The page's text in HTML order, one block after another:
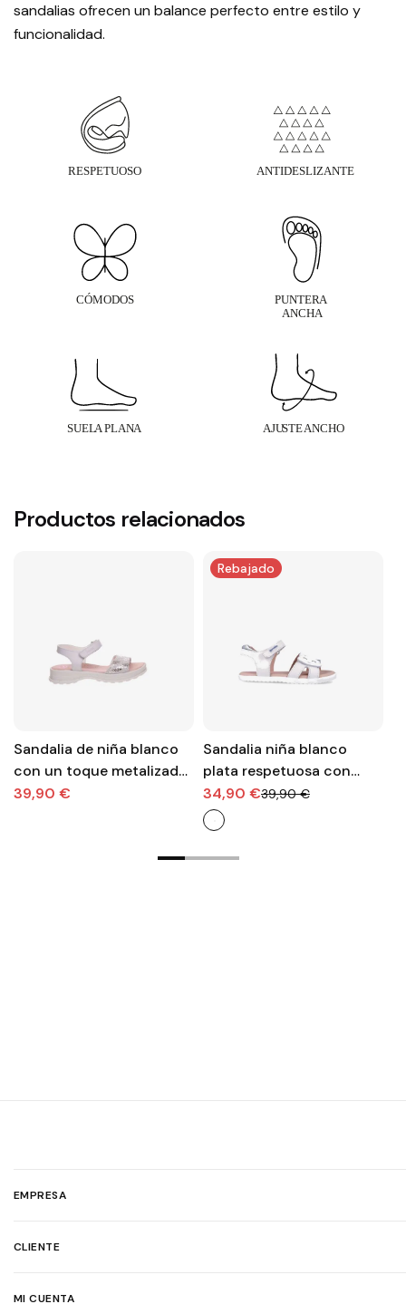
sandalias ofrecen un balance perfecto entre estilo y
funcionalidad.
Productos relacionados
Sandalia de niña blanco
con un toque metalizada
con ajuste de velcro de
39,90 €
Rebajado
Sandalia niña blanco
plata respetuosa con
velcro delantero de la
linea Garvalin
34,90 €39,90 €
EMPRESA
CLIENTE
MI CUENTA